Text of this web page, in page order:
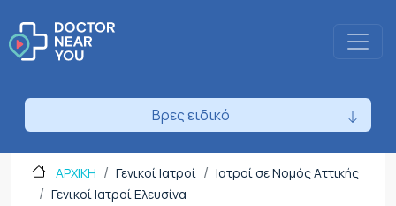
Βρες ειδικό
ΑΡΧΙΚΗ Γενικοί Ιατροί
Ιατροί σε Νομός Αττικής
Γενικοί Ιατροί Ελευσίνα